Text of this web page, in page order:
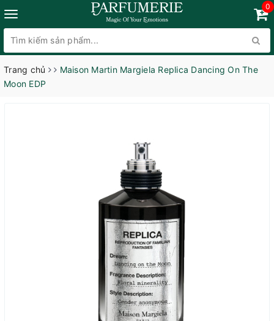
0
Trang chủ
Maison Martin Margiela Replica Dancing On The
Moon EDP